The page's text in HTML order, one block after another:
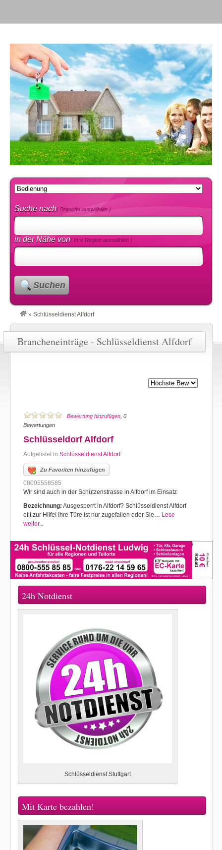
Suche nach( Branche auswählen )
in der Nähe von( Ihre Region auswählen )
Suchen
» Schlüsseldienst Alfdorf
Brancheneinträge - Schlüsseldienst Alfdorf
Bewertung hinzufügen , 0
Bewertungen
Schlüsseldorf Alfdorf
Aufgelistet in Schlüsseldienst Alfdorf
Zu Favoriten hinzufügen
08005558585
Wir sind auch in der Schützenstrasse in Alfdorf im Einsatz
Bezeichnung: Ausgesperrt in Alfdorf? Schlüsseldienst Alfdorf
eilt zur Hilfe! Ihre Türe ist nur zugefallen oder Sie… Lese
weiter...
24h Notdienst
Schlüsseldienst Stuttgart
Mit Karte bezahlen!